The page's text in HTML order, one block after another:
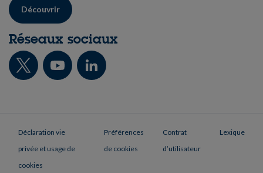
Découvrir
Réseaux sociaux
Déclaration vie
privée et usage de
cookies
Préférences
de cookies
Contrat
d’utilisateur
Lexique